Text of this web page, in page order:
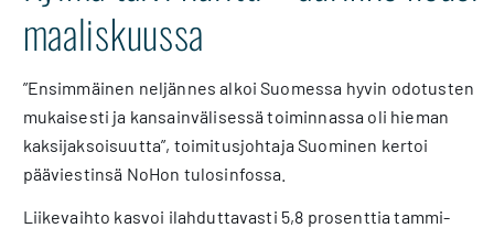
maaliskuussa
”Ensimmäinen neljännes alkoi Suomessa hyvin odotusten
mukaisesti ja kansainvälisessä toiminnassa oli hieman
kaksijaksoisuutta”, toimitusjohtaja Suominen kertoi
pääviestinsä NoHon tulosinfossa.
Liikevaihto kasvoi ilahduttavasti 5,8 prosenttia tammi-